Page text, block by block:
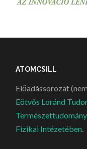
ATOMCSILL
Előadássorozat
Eötvös Loránd
Fizikai Intézetében.